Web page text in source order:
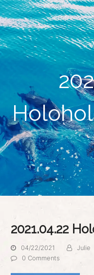
2021.04.22
04/22/2021 Julie
0 Comments